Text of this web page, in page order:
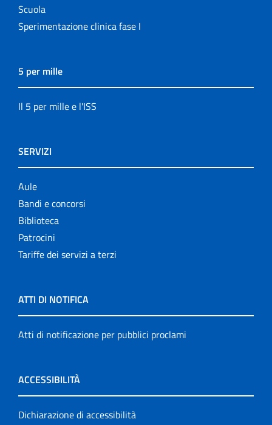
Scuola
Sperimentazione clinica fase I
5 per mille
Il 5 per mille e l'ISS
SERVIZI
Aule
Bandi e concorsi
Biblioteca
Patrocini
Tariffe dei servizi a terzi
ATTI DI NOTIFICA
Atti di notificazione per pubblici proclami
ACCESSIBILITÀ
Dichiarazione di accessibilità